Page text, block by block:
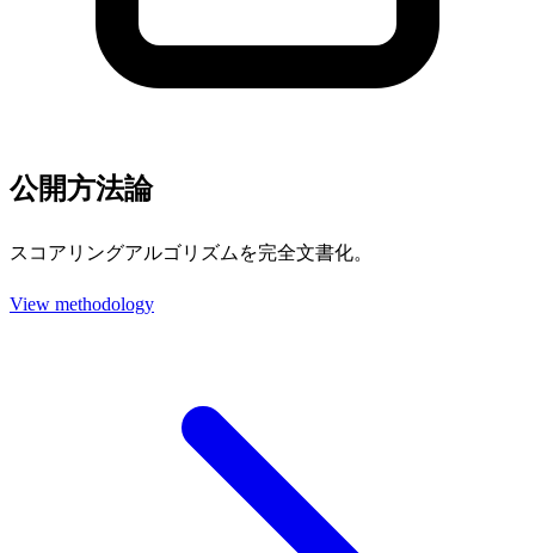
公開方法論
スコアリングアルゴリズムを完全文書化。
View methodology